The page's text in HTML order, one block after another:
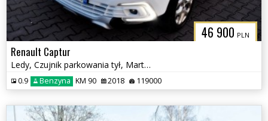
46 900 PLN
Renault Captur
Ledy, Czujnik parkowania tył, Martwe Pole, Klimatyzacja
0.9 Benzyna KM 90 2018 119000